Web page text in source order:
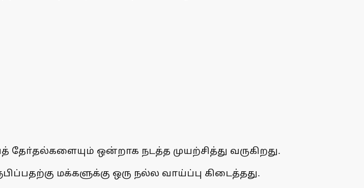
ஒன்றாக நடத்த முயற்சித்து வருகிறது.
மக்களுக்கு ஒரு நல்ல வாய்ப்பு கிடைத்தது.